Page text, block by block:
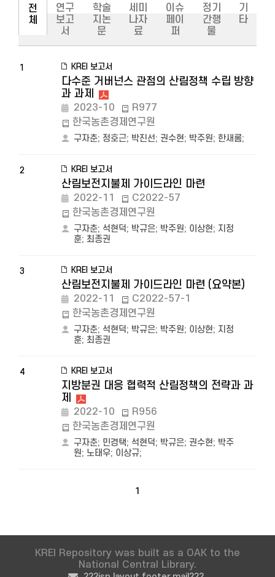
전
체
연구
보고
서
학술
지논
문
세미
나자
료
이슈
페이
퍼
정기
간행
물
기
타
1 KREI 보고서
다수준 거버넌스 관점의 산림정책 수립 방향
과 과제
2023-10
R977
한국농촌경제연구원
구자춘; 정호근; 박진선; 권수현; 박주원; 한새롬;
2 KREI 보고서
산림보전지불제 가이드라인 마련
2022-11
C2022-57
한국농촌경제연구원
구자춘; 석현덕; 박규은; 박주원; 이상현; 지정
훈; 최종권
3 KREI 보고서
산림보전지불제 가이드라인 마련 (요약본)
2022-11
C2022-57-1
한국농촌경제연구원
구자춘; 석현덕; 박규은; 박주원; 이상현; 지정
훈; 최종권
4 KREI 보고서
지방분권 대응 협력적 산림정책의 전략과 과
제
2022-10
R956
한국농촌경제연구원
구자춘; 민경택; 석현덕; 박규은; 권수현; 박주
원; 노태우; 이상규;
1
KREI Repository was built as a OAK to the
National Central Library.